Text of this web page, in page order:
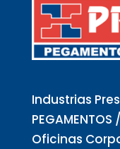
Industrias
PEGAMENTOS
Oficinas